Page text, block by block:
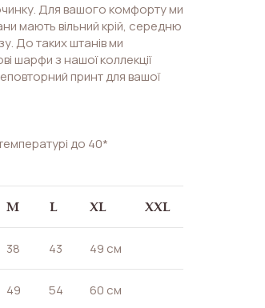
Для вашого комфорту ми
мають вільний крій, середню
До таких штанів ми
шарфи з нашої коллекції
принт для вашої
до 40*
M L XL XXL
38 43 49 см
49 54 60 см